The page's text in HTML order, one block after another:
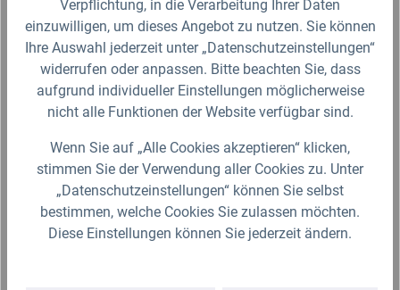
Produktgalerie überspringen
Zubehör
Verpflichtung, in die Verarbeitung Ihrer Daten
einzuwilligen, um dieses Angebot zu nutzen. Sie können
Ihre Auswahl jederzeit unter „Datenschutzeinstellungen“
widerrufen oder anpassen. Bitte beachten Sie, dass
aufgrund individueller Einstellungen möglicherweise
nicht alle Funktionen der Website verfügbar sind.
Wenn Sie auf „Alle Cookies akzeptieren“ klicken,
stimmen Sie der Verwendung aller Cookies zu. Unter
„Datenschutzeinstellungen“ können Sie selbst
bestimmen, welche Cookies Sie zulassen möchten.
Diese Einstellungen können Sie jederzeit ändern.